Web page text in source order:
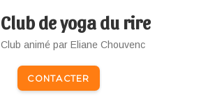
Club de yoga du rire
Club animé par Eliane Chouvenc
CONTACTER